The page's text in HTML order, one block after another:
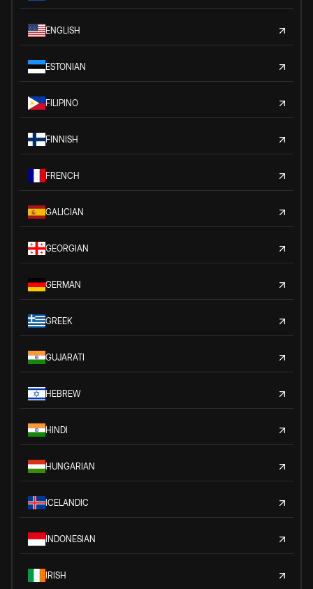
ENGLISH
ESTONIAN
FILIPINO
FINNISH
FRENCH
GALICIAN
GEORGIAN
GERMAN
GREEK
GUJARATI
HEBREW
HINDI
HUNGARIAN
ICELANDIC
INDONESIAN
IRISH